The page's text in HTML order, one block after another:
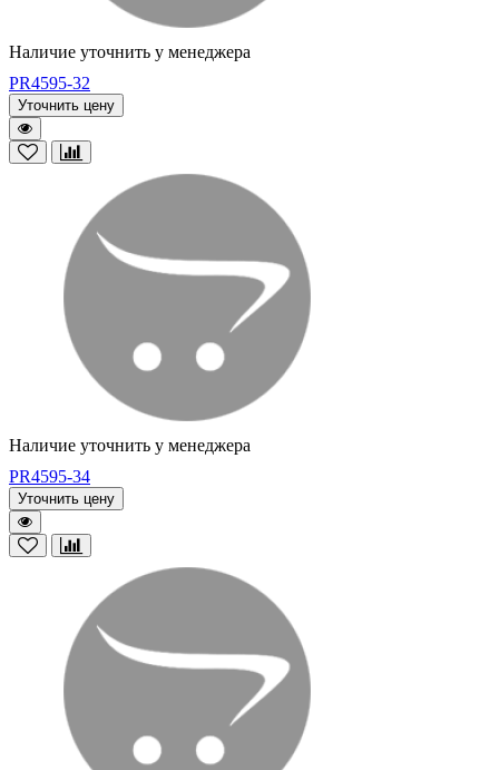
Наличие уточнить у менеджера
PR4595-32
Уточнить цену
Наличие уточнить у менеджера
PR4595-34
Уточнить цену